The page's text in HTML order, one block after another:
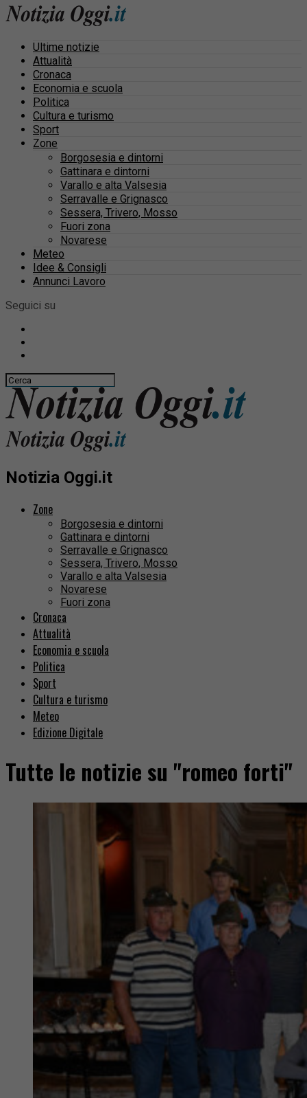
Ultime notizie
Attualità
Cronaca
Economia e scuola
Politica
Cultura e turismo
Sport
Zone
Borgosesia e dintorni
Gattinara e dintorni
Varallo e alta Valsesia
Serravalle e Grignasco
Sessera, Trivero, Mosso
Fuori zona
Novarese
Meteo
Idee & Consigli
Annunci Lavoro
Seguici su
Notizia Oggi.it
Zone
Borgosesia e dintorni
Gattinara e dintorni
Serravalle e Grignasco
Sessera, Trivero, Mosso
Varallo e alta Valsesia
Novarese
Fuori zona
Cronaca
Attualità
Economia e scuola
Politica
Sport
Cultura e turismo
Meteo
Edizione Digitale
Tutte le notizie su "romeo forti"